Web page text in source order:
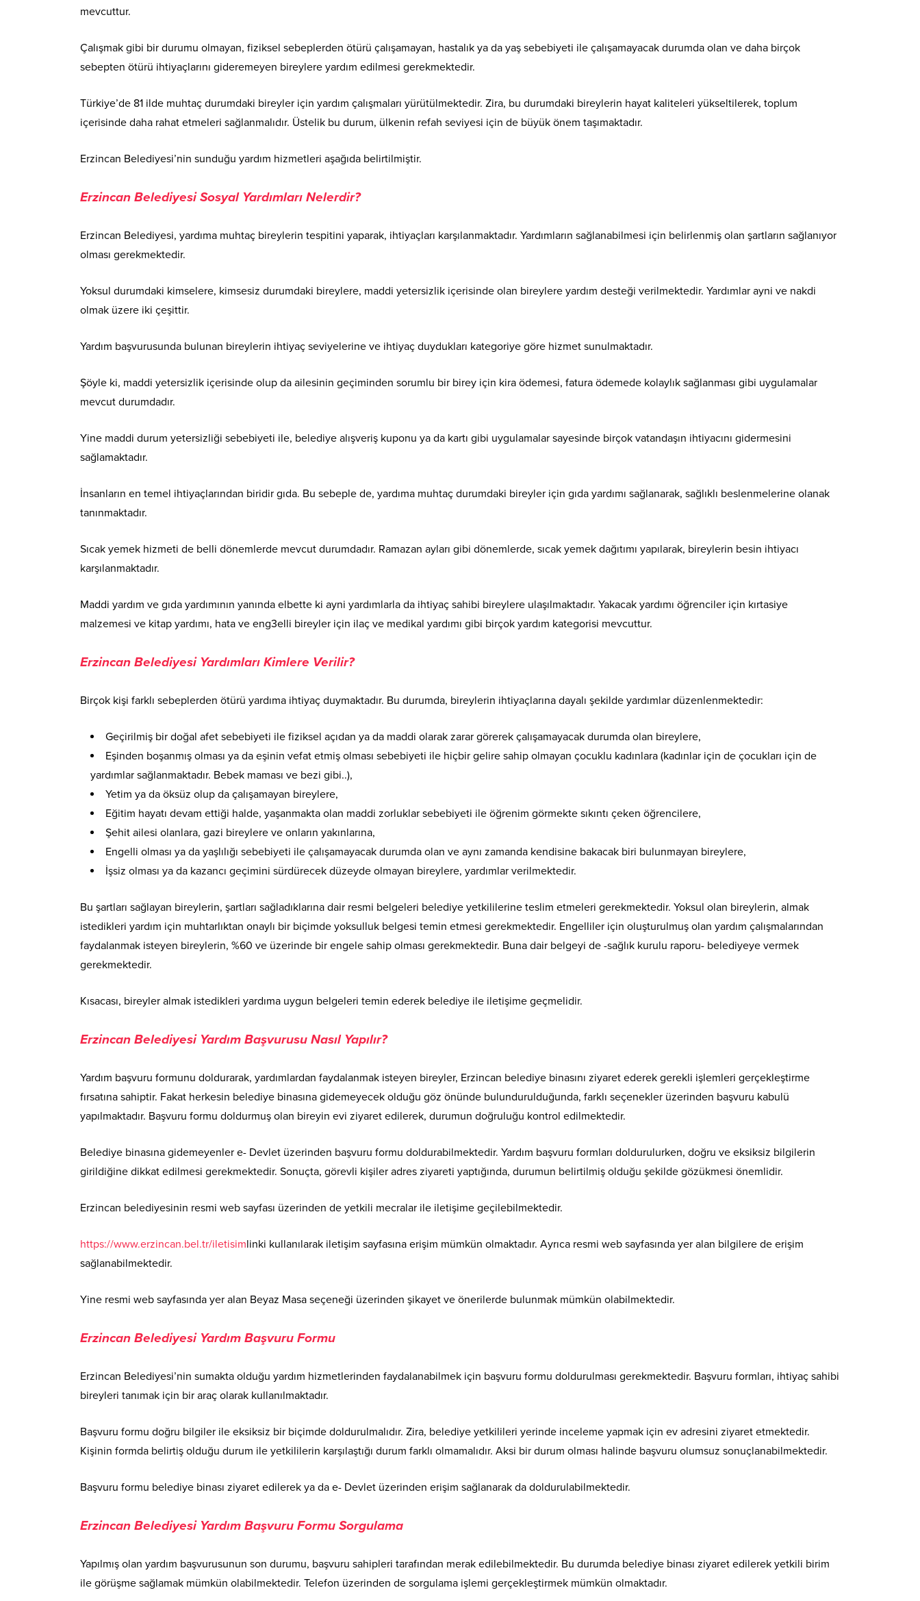
mevcuttur.
Çalışmak gibi bir durumu olmayan, fiziksel sebeplerden ötürü çalışamayan, hastalık ya da yaş sebebiyeti ile çalışamayacak durumda olan ve daha birçok
sebepten ötürü ihtiyaçlarını gideremeyen bireylere yardım edilmesi gerekmektedir.
Türkiye’de 81 ilde muhtaç durumdaki bireyler için yardım çalışmaları yürütülmektedir. Zira, bu durumdaki bireylerin hayat kaliteleri yükseltilerek, toplum
içerisinde daha rahat etmeleri sağlanmalıdır. Üstelik bu durum, ülkenin refah seviyesi için de büyük önem taşımaktadır.
Erzincan Belediyesi’nin sunduğu yardım hizmetleri aşağıda belirtilmiştir.
Erzincan Belediyesi Sosyal Yardımları Nelerdir?
Erzincan Belediyesi, yardıma muhtaç bireylerin tespitini yaparak, ihtiyaçları karşılanmaktadır. Yardımların sağlanabilmesi için belirlenmiş olan şartların sağlanıyor
olması gerekmektedir.
Yoksul durumdaki kimselere, kimsesiz durumdaki bireylere, maddi yetersizlik içerisinde olan bireylere yardım desteği verilmektedir. Yardımlar ayni ve nakdi
olmak üzere iki çeşittir.
Yardım başvurusunda bulunan bireylerin ihtiyaç seviyelerine ve ihtiyaç duydukları kategoriye göre hizmet sunulmaktadır.
Şöyle ki, maddi yetersizlik içerisinde olup da ailesinin geçiminden sorumlu bir birey için kira ödemesi, fatura ödemede kolaylık sağlanması gibi uygulamalar
mevcut durumdadır.
Yine maddi durum yetersizliği sebebiyeti ile, belediye alışveriş kuponu ya da kartı gibi uygulamalar sayesinde birçok vatandaşın ihtiyacını gidermesini
sağlamaktadır.
İnsanların en temel ihtiyaçlarından biridir gıda. Bu sebeple de, yardıma muhtaç durumdaki bireyler için gıda yardımı sağlanarak, sağlıklı beslenmelerine olanak
tanınmaktadır.
Sıcak yemek hizmeti de belli dönemlerde mevcut durumdadır. Ramazan ayları gibi dönemlerde, sıcak yemek dağıtımı yapılarak, bireylerin besin ihtiyacı
karşılanmaktadır.
Maddi yardım ve gıda yardımının yanında elbette ki ayni yardımlarla da ihtiyaç sahibi bireylere ulaşılmaktadır. Yakacak yardımı öğrenciler için kırtasiye
malzemesi ve kitap yardımı, hata ve eng3elli bireyler için ilaç ve medikal yardımı gibi birçok yardım kategorisi mevcuttur.
Erzincan Belediyesi Yardımları Kimlere Verilir?
Birçok kişi farklı sebeplerden ötürü yardıma ihtiyaç duymaktadır. Bu durumda, bireylerin ihtiyaçlarına dayalı şekilde yardımlar düzenlenmektedir:
Geçirilmiş bir doğal afet sebebiyeti ile fiziksel açıdan ya da maddi olarak zarar görerek çalışamayacak durumda olan bireylere,
Eşinden boşanmış olması ya da eşinin vefat etmiş olması sebebiyeti ile hiçbir gelire sahip olmayan çocuklu kadınlara (kadınlar için de çocukları için de
yardımlar sağlanmaktadır. Bebek maması ve bezi gibi..),
Yetim ya da öksüz olup da çalışamayan bireylere,
Eğitim hayatı devam ettiği halde, yaşanmakta olan maddi zorluklar sebebiyeti ile öğrenim görmekte sıkıntı çeken öğrencilere,
Şehit ailesi olanlara, gazi bireylere ve onların yakınlarına,
Engelli olması ya da yaşlılığı sebebiyeti ile çalışamayacak durumda olan ve aynı zamanda kendisine bakacak biri bulunmayan bireylere,
İşsiz olması ya da kazancı geçimini sürdürecek düzeyde olmayan bireylere, yardımlar verilmektedir.
Bu şartları sağlayan bireylerin, şartları sağladıklarına dair resmi belgeleri belediye yetkililerine teslim etmeleri gerekmektedir. Yoksul olan bireylerin, almak
istedikleri yardım için muhtarlıktan onaylı bir biçimde yoksulluk belgesi temin etmesi gerekmektedir. Engelliler için oluşturulmuş olan yardım çalışmalarından
faydalanmak isteyen bireylerin, %60 ve üzerinde bir engele sahip olması gerekmektedir. Buna dair belgeyi de -sağlık kurulu raporu- belediyeye vermek
gerekmektedir.
Kısacası, bireyler almak istedikleri yardıma uygun belgeleri temin ederek belediye ile iletişime geçmelidir.
Erzincan Belediyesi Yardım Başvurusu Nasıl Yapılır?
Yardım başvuru formunu doldurarak, yardımlardan faydalanmak isteyen bireyler, Erzincan belediye binasını ziyaret ederek gerekli işlemleri gerçekleştirme
fırsatına sahiptir. Fakat herkesin belediye binasına gidemeyecek olduğu göz önünde bulundurulduğunda, farklı seçenekler üzerinden başvuru kabulü
yapılmaktadır. Başvuru formu doldurmuş olan bireyin evi ziyaret edilerek, durumun doğruluğu kontrol edilmektedir.
Belediye binasına gidemeyenler e- Devlet üzerinden başvuru formu doldurabilmektedir. Yardım başvuru formları doldurulurken, doğru ve eksiksiz bilgilerin
girildiğine dikkat edilmesi gerekmektedir. Sonuçta, görevli kişiler adres ziyareti yaptığında, durumun belirtilmiş olduğu şekilde gözükmesi önemlidir.
Erzincan belediyesinin resmi web sayfası üzerinden de yetkili mecralar ile iletişime geçilebilmektedir.
https://www.erzincan.bel.tr/iletisimlinki kullanılarak iletişim sayfasına erişim mümkün olmaktadır. Ayrıca resmi web sayfasında yer alan bilgilere de erişim
sağlanabilmektedir.
Yine resmi web sayfasında yer alan Beyaz Masa seçeneği üzerinden şikayet ve önerilerde bulunmak mümkün olabilmektedir.
Erzincan Belediyesi Yardım Başvuru Formu
Erzincan Belediyesi’nin sumakta olduğu yardım hizmetlerinden faydalanabilmek için başvuru formu doldurulması gerekmektedir. Başvuru formları, ihtiyaç sahibi
bireyleri tanımak için bir araç olarak kullanılmaktadır.
Başvuru formu doğru bilgiler ile eksiksiz bir biçimde doldurulmalıdır. Zira, belediye yetkilileri yerinde inceleme yapmak için ev adresini ziyaret etmektedir.
Kişinin formda belirtiş olduğu durum ile yetkililerin karşılaştığı durum farklı olmamalıdır. Aksi bir durum olması halinde başvuru olumsuz sonuçlanabilmektedir.
Başvuru formu belediye binası ziyaret edilerek ya da e- Devlet üzerinden erişim sağlanarak da doldurulabilmektedir.
Erzincan Belediyesi Yardım Başvuru Formu Sorgulama
Yapılmış olan yardım başvurusunun son durumu, başvuru sahipleri tarafından merak edilebilmektedir. Bu durumda belediye binası ziyaret edilerek yetkili birim
ile görüşme sağlamak mümkün olabilmektedir. Telefon üzerinden de sorgulama işlemi gerçekleştirmek mümkün olmaktadır.